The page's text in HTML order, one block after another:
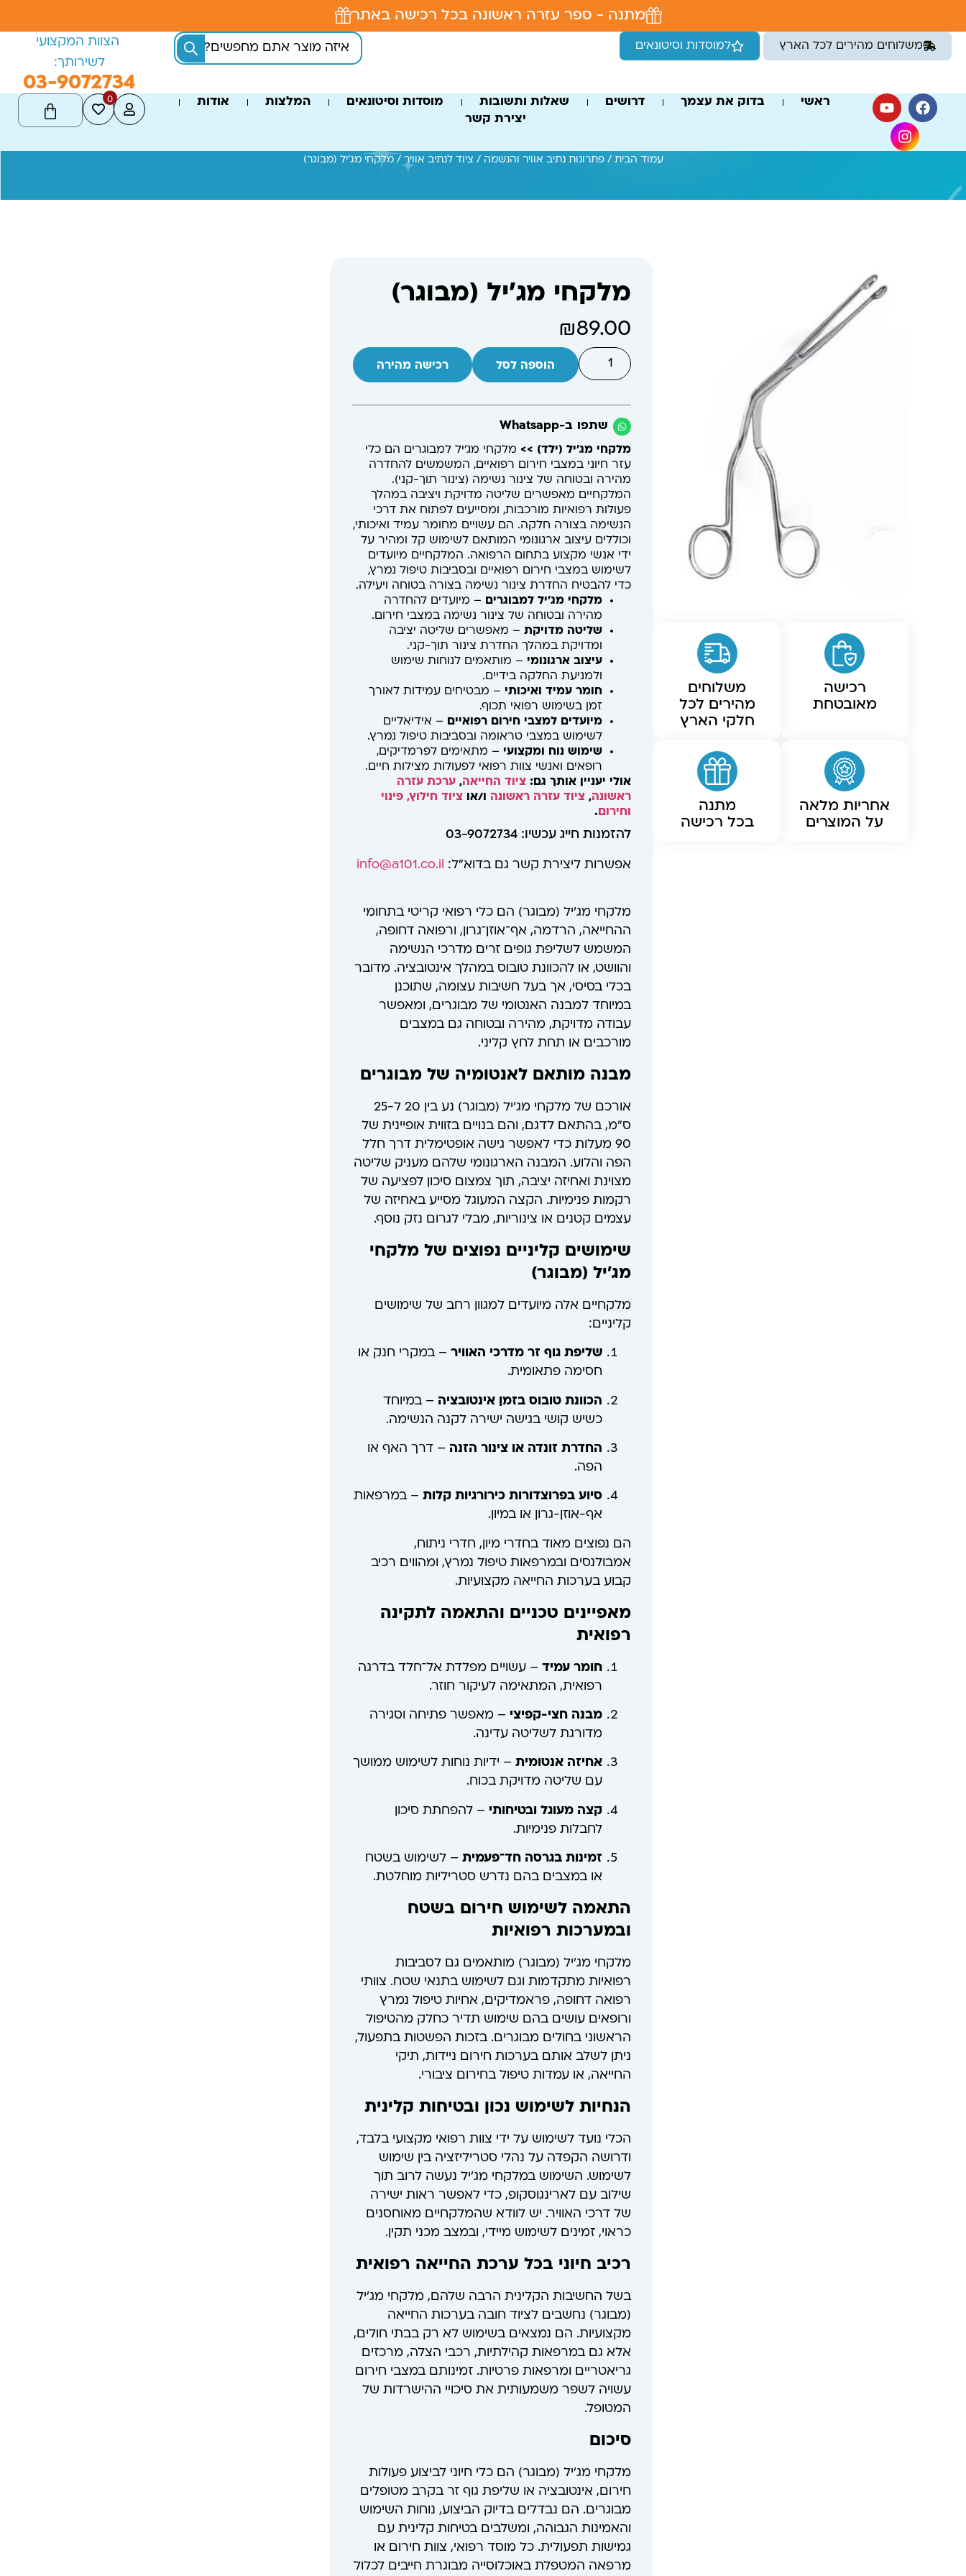
מתנה - ספר עזרה ראשונה בכל רכישה באתר
משלוחים מהירים לכל הארץ למוסדות וסיטונאים
הצוות המקצועי
לשירותך:
03-9072734
ראשי בדוק את עצמך דרושים שאלות ותשובות מוסדות וסיטונאים המלצות
אודות
יצירת קשר
0
עמוד הבית /פתרונות נתיב אוויר והנשמה / ציוד לנתיב אוויר / מלקחי מג'יל (מבוגר)
רכישה
מאובטחת
משלוחים
מהירים לכל
חלקי הארץ
אחריות מלאה
על המוצרים
מתנה
בכל רכישה
מלקחי מג'יל (מבוגר)
₪89.00
הוספה לסל רכישה מהירה
שתפו ב-Whatsapp
מלקחי מג'יל (ילד) >> מלקחי מג'יל למבוגרים הם כלי
עזר חיוני במצבי חירום רפואיים, המשמשים להחדרה
מהירה ובטוחה של צינור נשימה (צינור תוך-קני).
המלקחיים מאפשרים שליטה מדויקת ויציבה במהלך
פעולות רפואיות מורכבות, ומסייעים לפתוח את דרכי
הנשימה בצורה חלקה. הם עשויים מחומר עמיד ואיכותי,
וכוללים עיצוב ארגונומי המותאם לשימוש קל ומהיר על
ידי אנשי מקצוע בתחום הרפואה. המלקחיים מיועדים
לשימוש במצבי חירום רפואיים ובסביבות טיפול נמרץ,
כדי להבטיח החדרת צינור נשימה בצורה בטוחה ויעילה.
מלקחי מג'יל למבוגרים – מיועדים להחדרה
מהירה ובטוחה של צינור נשימה במצבי חירום.
שליטה מדויקת – מאפשרים שליטה יציבה
ומדויקת במהלך החדרת צינור תוך-קני.
עיצוב ארגונומי – מותאמים לנוחות שימוש
ולמניעת החלקה בידיים.
חומר עמיד ואיכותי – מבטיחים עמידות לאורך
זמן בשימוש רפואי תכוף.
מיועדים למצבי חירום רפואיים – אידיאליים
לשימוש במצבי טראומה ובסביבות טיפול נמרץ.
שימוש נוח ומקצועי – מתאימים לפרמדיקים,
רופאים ואנשי צוות רפואי לפעולות מצילות חיים.
אולי יעניין אותך גם:ציוד החייאה,ערכת עזרה
ראשונה,ציוד עזרה ראשונה ו/אוציוד חילוץ, פינוי
וחירום .
להזמנות חייג עכשיו: 03-9072734
אפשרות ליצירת קשר גם בדוא”ל: info@a101.co.il
מלקחי מג'יל (מבוגר) הם כלי רפואי קריטי בתחומי
ההחייאה, הרדמה, אף־אוזן־גרון, ורפואה דחופה,
המשמש לשליפת גופים זרים מדרכי הנשימה
והוושט, או להכוונת טובוס במהלך אינטובציה. מדובר
בכלי בסיסי, אך בעל חשיבות עצומה, שתוכנן
במיוחד למבנה האנטומי של מבוגרים, ומאפשר
עבודה מדויקת, מהירה ובטוחה גם במצבים
מורכבים או תחת לחץ קליני.
מבנה מותאם לאנטומיה של מבוגרים
אורכם של מלקחי מג'יל (מבוגר) נע בין 20 ל-25
ס"מ, בהתאם לדגם, והם בנויים בזווית אופיינית של
90 מעלות כדי לאפשר גישה אופטימלית דרך חלל
הפה והלוע. המבנה הארגונומי שלהם מעניק שליטה
מצוינת ואחיזה יציבה, תוך צמצום סיכון לפציעה של
רקמות פנימיות. הקצה המעוגל מסייע באחיזה של
עצמים קטנים או צינוריות, מבלי לגרום נזק נוסף.
שימושים קליניים נפוצים של מלקחי
מג'יל (מבוגר)
מלקחיים אלה מיועדים למגוון רחב של שימושים
קליניים:
שליפת גוף זר מדרכי האוויר – במקרי חנק או
חסימה פתאומית.
הכוונת טובוס בזמן אינטובציה – במיוחד
כשיש קושי בגישה ישירה לקנה הנשימה.
החדרת זונדה או צינור הזנה – דרך האף או
הפה.
סיוע בפרוצדורות כירורגיות קלות – במרפאות
אף-אוזן-גרון או במיון.
הם נפוצים מאוד בחדרי מיון, חדרי ניתוח,
אמבולנסים ובמרפאות טיפול נמרץ, ומהווים רכיב
קבוע בערכות החייאה מקצועיות.
מאפיינים טכניים והתאמה לתקינה
רפואית
חומר עמיד – עשויים מפלדת אל־חלד בדרגה
רפואית, המתאימה לעיקור חוזר.
מבנה חצי-קפיצי – מאפשר פתיחה וסגירה
מדורגת לשליטה עדינה.
אחיזה אנטומית – ידיות נוחות לשימוש ממושך
עם שליטה מדויקת בכוח.
קצה מעוגל ובטיחותי – להפחתת סיכון
לחבלות פנימיות.
זמינות בגרסה חד־פעמית – לשימוש בשטח
או במצבים בהם נדרש סטריליות מוחלטת.
התאמה לשימוש חירום בשטח
ובמערכות רפואיות
מלקחי מג'יל (מבוגר) מותאמים גם לסביבות
רפואיות מתקדמות וגם לשימוש בתנאי שטח. צוותי
רפואה דחופה, פראמדיקים, אחיות טיפול נמרץ
ורופאים עושים בהם שימוש תדיר כחלק מהטיפול
הראשוני בחולים מבוגרים. בזכות הפשטות בתפעול,
ניתן לשלב אותם בערכות חירום ניידות, תיקי
החייאה, או עמדות טיפול בחירום ציבורי.
הנחיות לשימוש נכון ובטיחות קלינית
הכלי נועד לשימוש על ידי צוות רפואי מקצועי בלבד,
ודרושה הקפדה על נהלי סטריליזציה בין שימוש
לשימוש. השימוש במלקחי מג'יל נעשה לרוב תוך
שילוב עם לארינגוסקופ, כדי לאפשר ראות ישירה
של דרכי האוויר. יש לוודא שהמלקחיים מאוחסנים
כראוי, זמינים לשימוש מיידי, ובמצב מכני תקין.
רכיב חיוני בכל ערכת החייאה רפואית
בשל החשיבות הקלינית הרבה שלהם, מלקחי מג'יל
(מבוגר) נחשבים לציוד חובה בערכות החייאה
מקצועיות. הם נמצאים בשימוש לא רק בבתי חולים,
אלא גם במרפאות קהילתיות, רכבי הצלה, מרכזים
גריאטריים ומרפאות פרטיות. זמינותם במצבי חירום
עשויה לשפר משמעותית את סיכויי ההישרדות של
המטופל.
סיכום
מלקחי מג'יל (מבוגר) הם כלי חיוני לביצוע פעולות
חירום, אינטובציה או שליפת גוף זר בקרב מטופלים
מבוגרים. הם נבדלים בדיוק הביצוע, נוחות השימוש
והאמינות הגבוהה, ומשלבים בטיחות קלינית עם
גמישות תפעולית. כל מוסד רפואי, צוות חירום או
מרפאה המטפלת באוכלוסייה מבוגרת חייבים לכלול